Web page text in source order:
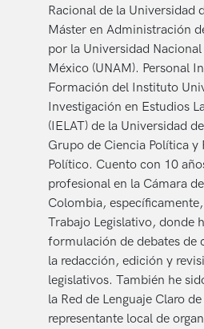
Racional de la Universidad
Máster en Administración
por la Universidad
México (UNAM). Personal
Formación del Instituto
Investigación en Estudios
(IELAT) de la Universidad
Grupo de Ciencia Política y
Político. Cuento con 10
profesional en la Cámara
Colombia,
Trabajo Legislativo, donde
formulación de debates de
la redacción, edición y
legislativos. También he
la Red de Lenguaje Claro
representante local de